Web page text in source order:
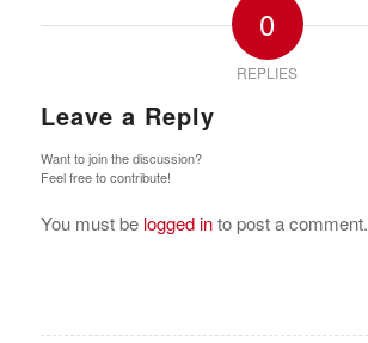
0
REPLIES
Leave a Reply
Want to join the discussion?
Feel free to contribute!
You must be logged into post a comment.